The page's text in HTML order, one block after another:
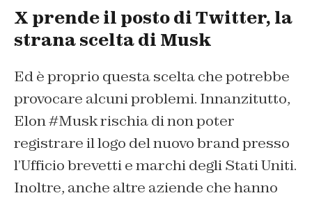
X prende il posto di Twitter, la
strana scelta di Musk
Ed è proprio questa scelta che potrebbe
provocare alcuni problemi. Innanzitutto,
Elon #Musk rischia di non poter
registrare il logo del nuovo brand presso
l’Ufficio brevetti e marchi degli Stati Uniti.
Inoltre, anche altre aziende che hanno